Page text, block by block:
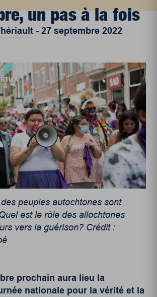
un pas à la fois
-27 septembre 2022
peuples autochtones sont
est le rôle des allochtones
vers la guérison? Crédit :
prochain aura lieu la
nationale pour la vérité et la